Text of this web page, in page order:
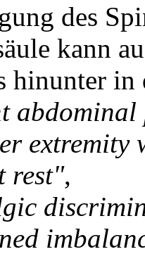
des
kann
hinunter in
extremity
rest",